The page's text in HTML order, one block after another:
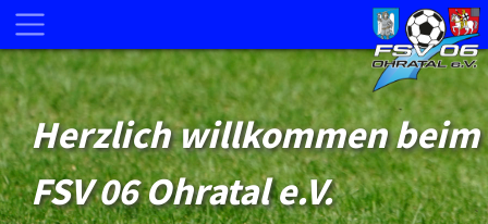
Herzlich willkommen beim
FSV 06 Ohratal e.V.